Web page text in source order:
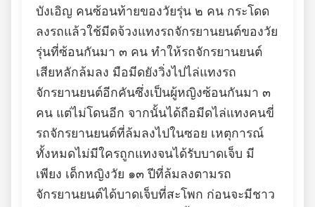
บังเอิญ คนซ้อนท้ายของวัยรุ่น ๒ คน กระโดด
ลงรถแล้วใช้มีดจ้วงแทงรถจักรยานยนต์ของวัย
รุ่นที่ซ้อนกันมา ๓ คน ทำให้รถจักรยานยนต์
เสียหลักล้มลง มือมีดยังวิ่งไปไล่แทงรถ
จักรยานยนต์อีกคันซึ่งเป็นผู้หญิงซ้อนกันมา ๓
คน แต่ไม่โดนอีก จากนั้นได้ถือมีดไล่แทงคนขี่
รถจักรยานยนต์ที่ล้มลงไปในซอย เหตุการณ์
ทั้งหมดไม่มีใครถูกแทงจนได้รับบาดเจ็บ มี
เพียง เด็กหญิงวัย ๑๓ ปีที่ล้มลงตามรถ
จักรยานยนต์ได้บาดเจ็บที่สะโพก ก่อนจะมีชาว